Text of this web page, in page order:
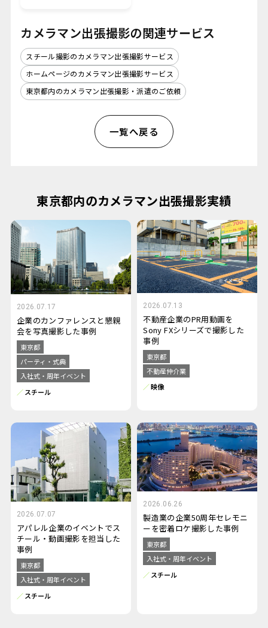
カメラマン出張撮影の関連サービス
スチール撮影のカメラマン出張撮影サービス
ホームページのカメラマン出張撮影サービス
東京都内のカメラマン出張撮影・派遣のご依頼
一覧へ戻る
東京都内のカメラマン出張撮影実績
2026.07.17
企業のカンファレンスと懇親
会を写真撮影した事例
東京都
パーティ・式典
入社式・周年イベント
スチール
2026.07.13
不動産企業のPR用動画を
Sony FXシリーズで撮影した
事例
東京都
不動産仲介業
映像
2026.07.07
アパレル企業のイベントでス
チール・動画撮影を担当した
事例
東京都
入社式・周年イベント
スチール
2026.06.26
製造業の企業50周年セレモニ
ーを密着ロケ撮影した事例
東京都
入社式・周年イベント
スチール